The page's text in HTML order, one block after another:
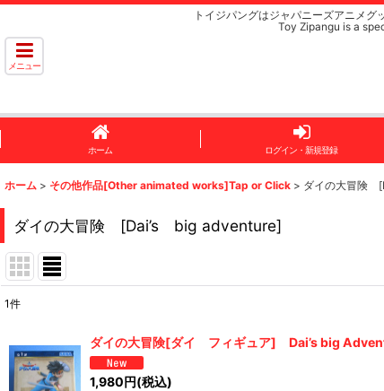
トイジパングはジャパニーズアニメ
Toy Zipangu is a
メニュー
ホーム ログイン・新規登録
ホーム > その他作品[Other animated works]Tap or Click > ダイの大冒険
ダイの大冒険 [Dai’s big adventure]
並び順:
1件
ダイの大冒険[ダイ フィギュア] Dai’s big
1,980円(税込)